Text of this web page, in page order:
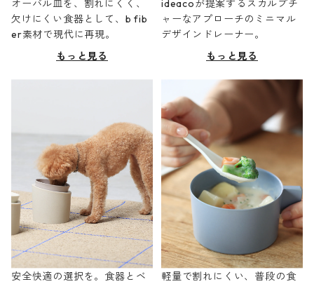
オーバル皿を、割れにくく、
欠けにくい食器として、b fib
er素材で現代に再現。
もっと見る
ideacoが提案するスカルプチ
ャーなアプローチのミニマル
デザインドレーナー。
もっと見る
安全快適の選択を。食器とベ
軽量で割れにくい、普段の食